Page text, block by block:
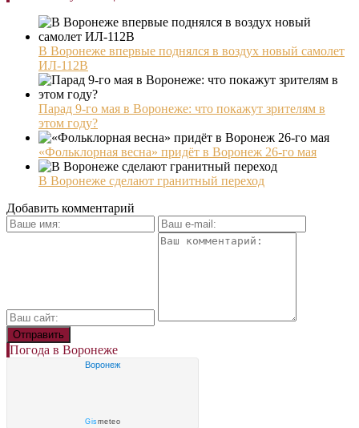
В Воронеже впервые поднялся в воздух новый самолет
ИЛ-112В
Парад 9-го мая в Воронеже: что покажут зрителям в
этом году?
«Фольклорная весна» придёт в Воронеж 26-го мая
В Воронеже сделают гранитный переход
Добавить комментарий
Погода в Воронеже
Воронеж
Gismeteo